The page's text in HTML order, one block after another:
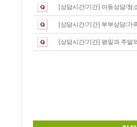
[상담시간/기간] 아동상담/청
[상담시간/기간] 부부상담/가
[상담시간/기간] 평일과 주말